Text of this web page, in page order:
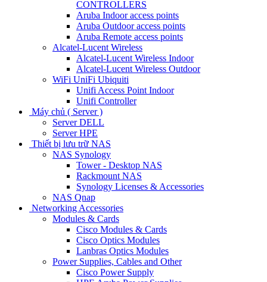
CONTROLLERS
Aruba Indoor access points
Aruba Outdoor access points
Aruba Remote access points
Alcatel-Lucent Wireless
Alcatel-Lucent Wireless Indoor
Alcatel-Lucent Wireless Outdoor
WiFi UniFi Ubiquiti
Unifi Access Point Indoor
Unifi Controller
Máy chủ ( Server )
Server DELL
Server HPE
Thiết bị lưu trữ NAS
NAS Synology
Tower - Desktop NAS
Rackmount NAS
Synology Licenses & Accessories
NAS Qnap
Networking Accessories
Modules & Cards
Cisco Modules & Cards
Cisco Optics Modules
Lanbras Optics Modules
Power Supplies, Cables and Other
Cisco Power Supply